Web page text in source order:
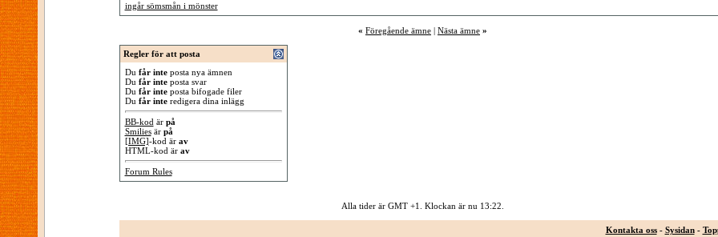
ingår sömsmån i mönster
« Föregående ämne | Nästa ämne »
Regler för att posta
Du får inteposta nya ämnen
Du får inteposta svar
Du får inteposta bifogade filer
Du får interedigera dina inlägg
BB-kod är på
Smiliesär på
[IMG]-kod är av
HTML-kod är av
Forum Rules
Alla tider är GMT +1. Klockan är nu 13:22
Kontakta oss- Sysidan-